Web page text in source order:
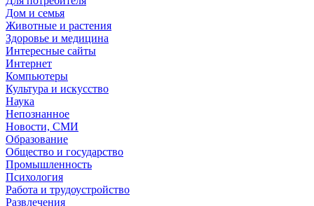
Дом и семья
Животные и растения
Здоровье и медицина
Интересные сайты
Интернет
Компьютеры
Культура и искусство
Наука
Непознанное
Новости, СМИ
Образование
Общество и государство
Промышленность
Психология
Работа и трудоустройство
Развлечения